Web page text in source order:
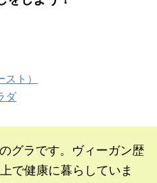
ト）
ダ
グラです。ヴィーガン歴
で健康に暮らしていま